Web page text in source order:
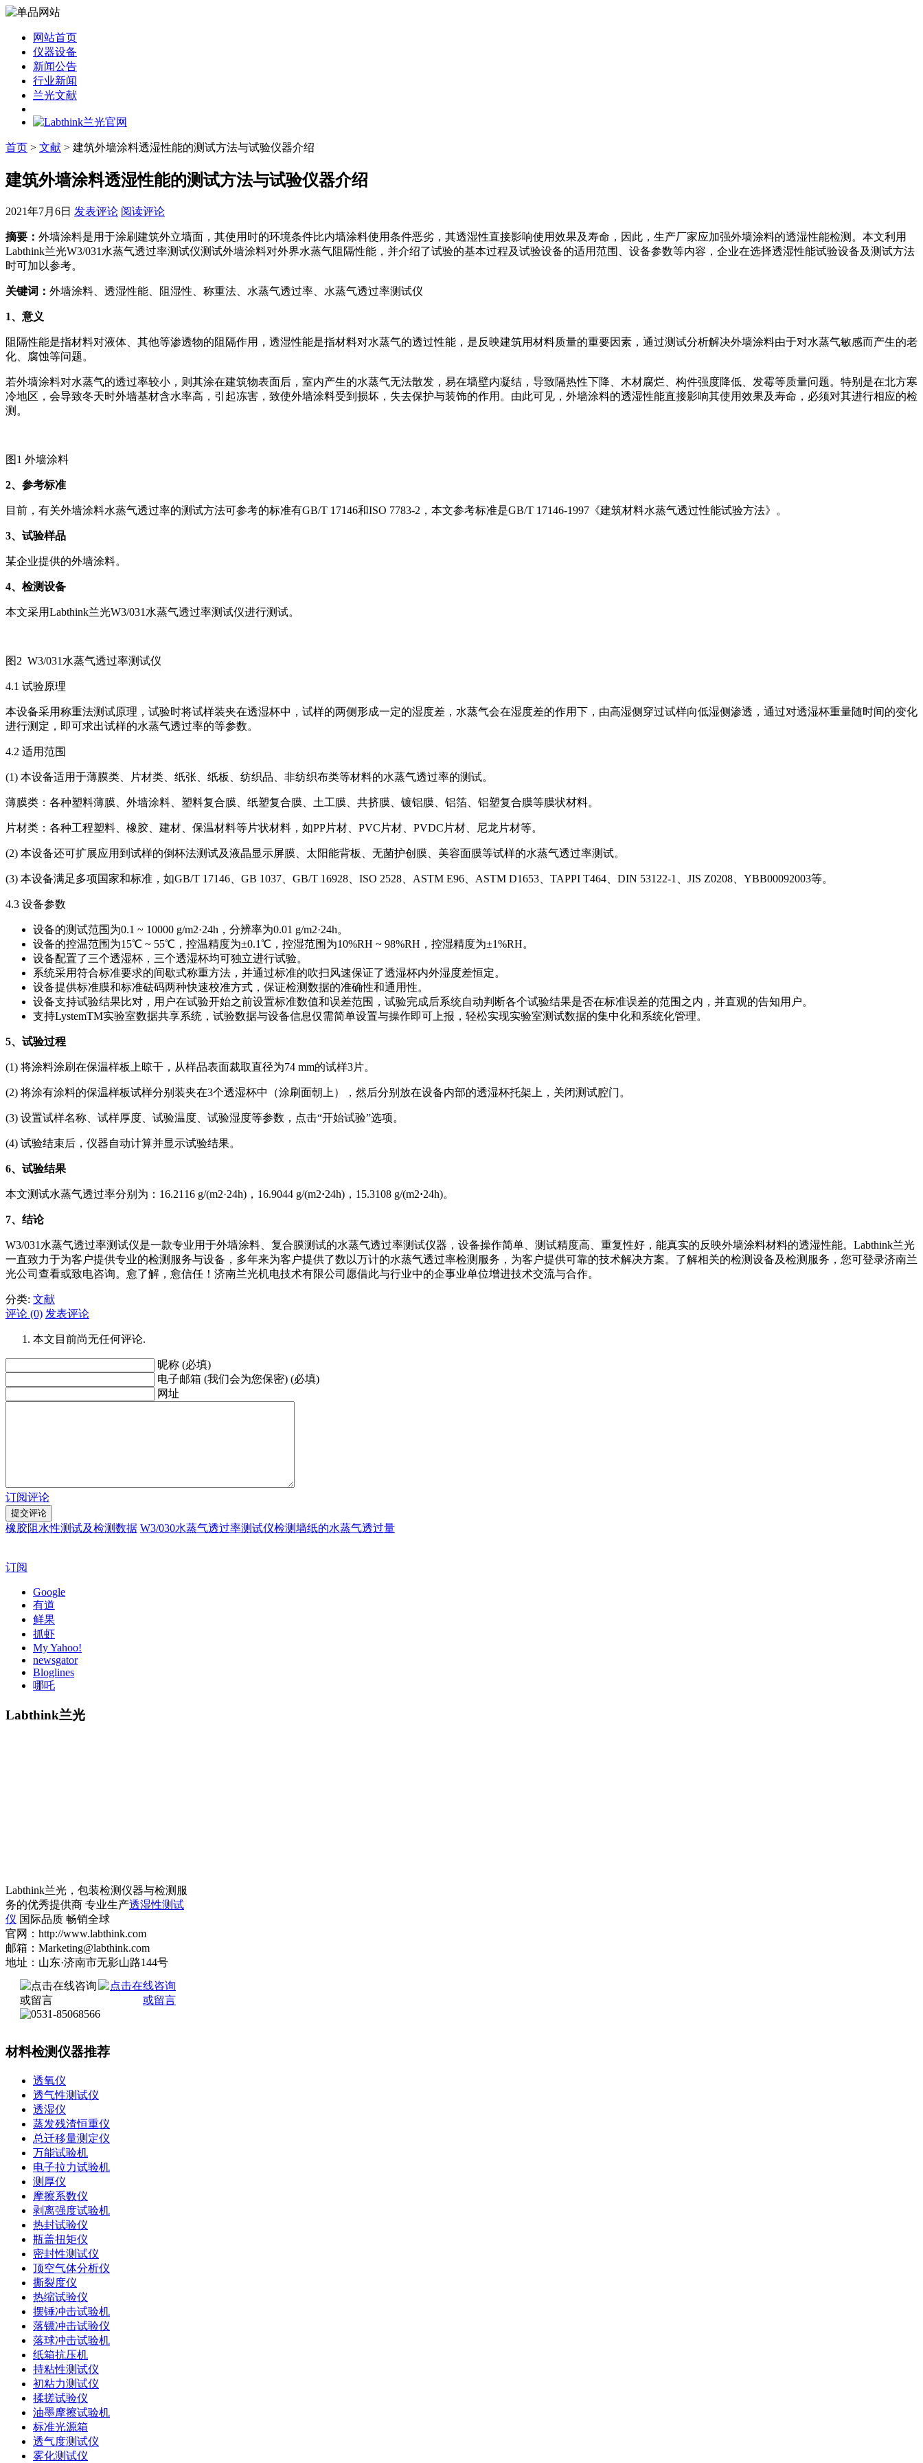
网站首页
仪器设备
新闻公告
行业新闻
兰光文献
首页 > 文献 > 建筑外墙涂料透湿性能的测试方法与试验仪器介绍
建筑外墙涂料透湿性能的测试方法与试验仪器介绍
2021年7月6日 发表评论 阅读评论
摘要： 外墙涂料是用于涂刷建筑外立墙面，其使用时的环境条件比内墙涂料使用条件恶劣，其透湿性直接影响使用效果及寿命，因此，生产厂家应加强外墙涂料的透湿性能检测。本文利用
Labthink兰光W3/031水蒸气透过率测试仪测试外墙涂料对外界水蒸气阻隔性能，并介绍了试验的基本过程及试验设备的适用范围、设备参数等内容，企业在选择透湿性能试验设备及测试方法
时可加以参考。
关键词： 外墙涂料、透湿性能、阻湿性、称重法、水蒸气透过率、水蒸气透过率测试仪
1、意义
阻隔性能是指材料对液体、其他等渗透物的阻隔作用，透湿性能是指材料对水蒸气的透过性能，是反映建筑用材料质量的重要因素，通过测试分析解决外墙涂料由于对水蒸气敏感而产生的老
化、腐蚀等问题。
若外墙涂料对水蒸气的透过率较小，则其涂在建筑物表面后，室内产生的水蒸气无法散发，易在墙壁内凝结，导致隔热性下降、木材腐烂、构件强度降低、发霉等质量问题。特别是在北方寒
冷地区，会导致冬天时外墙基材含水率高，引起冻害，致使外墙涂料受到损坏，失去保护与装饰的作用。由此可见，外墙涂料的透湿性能直接影响其使用效果及寿命，必须对其进行相应的检
测。
图1 外墙涂料
2、参考标准
目前，有关外墙涂料水蒸气透过率的测试方法可参考的标准有GB/T 17146和ISO 7783-2，本文参考标准是GB/T 17146-1997《建筑材料水蒸气透过性能试验方法》。
3、试验样品
某企业提供的外墙涂料。
4、检测设备
本文采用Labthink兰光W3/031水蒸气透过率测试仪进行测试。
图2 W3/031水蒸气透过率测试仪
4.1 试验原理
本设备采用称重法测试原理，试验时将试样装夹在透湿杯中，试样的两侧形成一定的湿度差，水蒸气会在湿度差的作用下，由高湿侧穿过试样向低湿侧渗透，通过对透湿杯重量随时间的变化
进行测定，即可求出试样的水蒸气透过率的等参数。
4.2 适用范围
(1) 本设备适用于薄膜类、片材类、纸张、纸板、纺织品、非纺织布类等材料的水蒸气透过率的测试。
薄膜类：各种塑料薄膜、外墙涂料、塑料复合膜、纸塑复合膜、土工膜、共挤膜、镀铝膜、铝箔、铝塑复合膜等膜状材料。
片材类：各种工程塑料、橡胶、建材、保温材料等片状材料，如PP片材、PVC片材、PVDC片材、尼龙片材等。
(2) 本设备还可扩展应用到试样的倒杯法测试及液晶显示屏膜、太阳能背板、无菌护创膜、美容面膜等试样的水蒸气透过率测试。
(3) 本设备满足多项国家和标准，如GB/T 17146、GB 1037、GB/T 16928、ISO 2528、ASTM E96、ASTM D1653、TAPPI T464、DIN 53122-1、JIS Z0208、YBB00092003等。
4.3 设备参数
设备的测试范围为0.1 ~ 10000 g/m2·24h，分辨率为0.01 g/m2·24h。
设备的控温范围为15℃ ~ 55℃，控温精度为±0.1℃，控湿范围为10%RH ~ 98%RH，控湿精度为±1%RH。
设备配置了三个透湿杯，三个透湿杯均可独立进行试验。
系统采用符合标准要求的间歇式称重方法，并通过标准的吹扫风速保证了透湿杯内外湿度差恒定。
设备提供标准膜和标准砝码两种快速校准方式，保证检测数据的准确性和通用性。
设备支持试验结果比对，用户在试验开始之前设置标准数值和误差范围，试验完成后系统自动判断各个试验结果是否在标准误差的范围之内，并直观的告知用户。
支持LystemTM实验室数据共享系统，试验数据与设备信息仅需简单设置与操作即可上报，轻松实现实验室测试数据的集中化和系统化管理。
5、试验过程
(1) 将涂料涂刷在保温样板上晾干，从样品表面裁取直径为74 mm的试样3片。
(2) 将涂有涂料的保温样板试样分别装夹在3个透湿杯中（涂刷面朝上），然后分别放在设备内部的透湿杯托架上，关闭测试腔门。
(3) 设置试样名称、试样厚度、试验温度、试验湿度等参数，点击“开始试验”选项。
(4) 试验结束后，仪器自动计算并显示试验结果。
6、试验结果
本文测试水蒸气透过率分别为：16.2116 g/(m2·24h)，16.9044 g/(m2·24h)，15.3108 g/(m2·24h)。
7、结论
W3/031水蒸气透过率测试仪是一款专业用于外墙涂料、复合膜测试的水蒸气透过率测试仪器，设备操作简单、测试精度高、重复性好，能真实的反映外墙涂料材料的透湿性能。Labthink兰光
一直致力于为客户提供专业的检测服务与设备，多年来为客户提供了数以万计的水蒸气透过率检测服务，为客户提供可靠的技术解决方案。了解相关的检测设备及检测服务，您可登录济南兰
光公司查看或致电咨询。愈了解，愈信任！济南兰光机电技术有限公司愿借此与行业中的企事业单位增进技术交流与合作。
分类: 文献
评论 (0) 发表评论
本文目前尚无任何评论.
昵称 (必填)
电子邮箱 (我们会为您保密) (必填)
网址
订阅评论
橡胶阻水性测试及检测数据 W3/030水蒸气透过率测试仪检测墙纸的水蒸气透过量
订阅
Google
有道
鲜果
抓虾
My Yahoo!
newsgator
Bloglines
哪吒
Labthink兰光
Labthink兰光，包装检测仪器与检测服
务的优秀提供商 专业生产透湿性测试
仪 国际品质 畅销全球
官网：http://www.labthink.com
邮箱：Marketing@labthink.com
地址：山东·济南市无影山路144号
材料检测仪器推荐
透氧仪
透气性测试仪
透湿仪
蒸发残渣恒重仪
总迁移量测定仪
万能试验机
电子拉力试验机
测厚仪
摩擦系数仪
剥离强度试验机
热封试验仪
瓶盖扭矩仪
密封性测试仪
顶空气体分析仪
撕裂度仪
热缩试验仪
摆锤冲击试验机
落镖冲击试验仪
落球冲击试验机
纸箱抗压机
持粘性测试仪
初粘力测试仪
揉搓试验仪
油墨摩擦试验机
标准光源箱
透气度测试仪
雾化测试仪